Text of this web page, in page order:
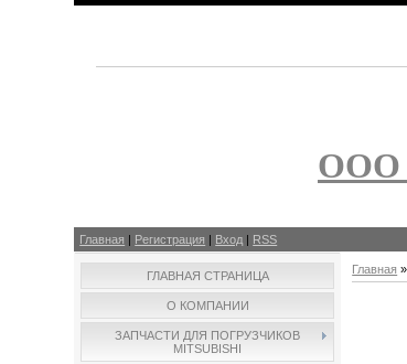
ООО
Главная | Регистрация | Вход | RSS
ГЛАВНАЯ СТРАНИЦА
О КОМПАНИИ
ЗАПЧАСТИ ДЛЯ ПОГРУЗЧИКОВ
MITSUBISHI
Главная